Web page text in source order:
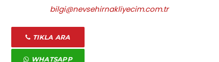
bilgi@nevsehirnakliyecim.com.tr
WHATSAPP
TIKLA ARA
İstanbul Muğla Nakliyat